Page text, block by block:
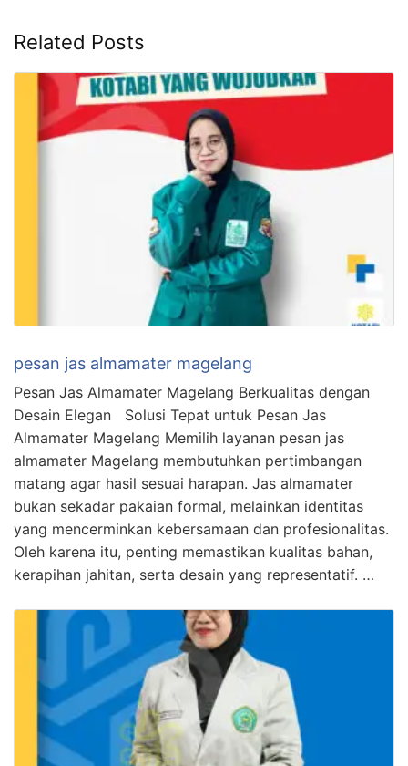
Related Posts
pesan jas almamater magelang
Pesan Jas Almamater Magelang Berkualitas dengan
Desain Elegan Solusi Tepat untuk Pesan Jas
Almamater Magelang Memilih layanan pesan jas
almamater Magelang membutuhkan pertimbangan
matang agar hasil sesuai harapan. Jas almamater
bukan sekadar pakaian formal, melainkan identitas
yang mencerminkan kebersamaan dan profesionalitas.
Oleh karena itu, penting memastikan kualitas bahan,
kerapihan jahitan, serta desain yang representatif. …